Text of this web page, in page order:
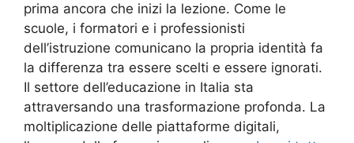
prima ancora che inizi la lezione. Come le
scuole, i formatori e i professionisti
dell’istruzione comunicano la propria identità fa
la differenza tra essere scelti e essere ignorati.
Il settore dell’educazione in Italia sta
attraversando una trasformazione profonda. La
moltiplicazione delle piattaforme digitali,